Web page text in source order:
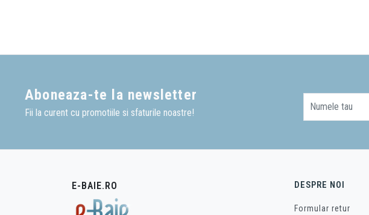
Aboneaza-te la newsletter
Fii la curent cu promotiile si sfaturile noastre!
Numele tau
E-BAIE.RO DESPRE NOI
Formular retur